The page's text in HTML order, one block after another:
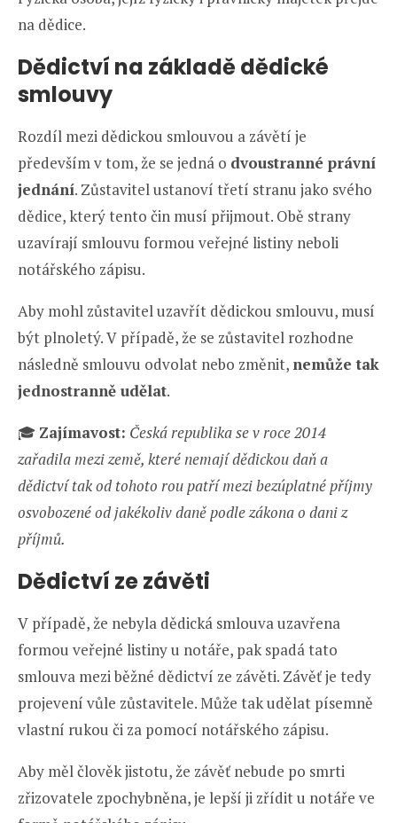
na dědice.
Dědictví na základě dědické
smlouvy
Rozdíl mezi dědickou smlouvou a závětí je
především v tom, že se jedná o dvoustranné právní
jednání. Zůstavitel ustanoví třetí stranu jako svého
dědice, který tento čin musí přijmout. Obě strany
uzavírají smlouvu formou veřejné listiny neboli
notářského zápisu.
Aby mohl zůstavitel uzavřít dědickou smlouvu, musí
být plnoletý. V případě, že se zůstavitel rozhodne
následně smlouvu odvolat nebo změnit, nemůže tak
jednostranně udělat.
🎓 Zajímavost: Česká republika se v roce 2014
zařadila mezi země, které nemají dědickou daň a
dědictví tak od tohoto rou patří mezi bezúplatné příjmy
osvobozené od jakékoliv daně podle zákona o dani z
příjmů.
Dědictví ze závěti
V případě, že nebyla dědická smlouva uzavřena
formou veřejné listiny u notáře, pak spadá tato
smlouva mezi běžné dědictví ze závěti. Závěť je tedy
projevení vůle zůstavitele. Může tak udělat písemně
vlastní rukou či za pomocí notářského zápisu.
Aby měl člověk jistotu, že závěť nebude po smrti
zřizovatele zpochybněna, je lepší ji zřídit u notáře ve